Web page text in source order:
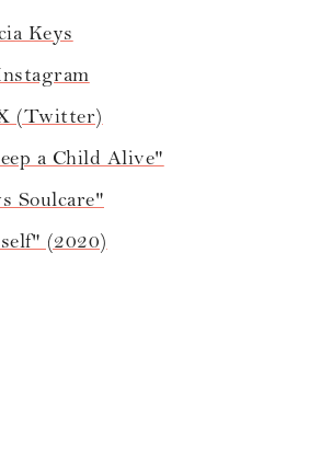
Keys
(Twitter)
a Child Alive"
Soulcare"
(2020)